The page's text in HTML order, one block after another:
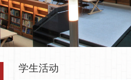
学生活动